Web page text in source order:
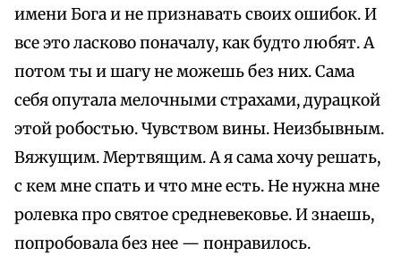
имени Бога и не признавать своих ошибок. И
все это ласково поначалу, как будто любят. А
потом ты и шагу не можешь без них. Сама
себя опутала мелочными страхами, дурацкой
этой робостью. Чувством вины. Неизбывным.
Вяжущим. Мертвящим. А я сама хочу решать,
с кем мне спать и что мне есть. Не нужна мне
ролевка про святое средневековье. И знаешь,
попробовала без нее — понравилось.